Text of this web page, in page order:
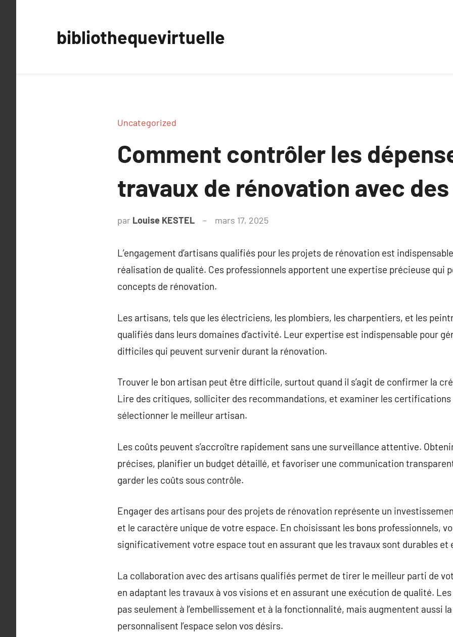
bibliothequevirtuelle
Uncategorized
Comment contrôler les
travaux de rénovation avec
par Louise KESTEL mars 17, 2025
L’engagement d’artisans qualifiés pour les projets de rénovation est
réalisation de qualité. Ces professionnels apportent une expertise précieuse qui
concepts de rénovation.
Les artisans, tels que les électriciens, les plombiers, les charpentiers, et les
qualifiés dans leurs domaines d’activité. Leur expertise est indispensable pour
difficiles qui peuvent survenir durant la rénovation.
Trouver le bon artisan peut être difficile, surtout quand il s’agit de confirmer la
Lire des critiques, solliciter des recommandations, et examiner les certifications
sélectionner le meilleur artisan.
Les coûts peuvent s’accroître rapidement sans une surveillance attentive.
précises, planifier un budget détaillé, et favoriser une communication
garder les coûts sous contrôle.
Engager des artisans pour des projets de rénovation représente un
et le caractère unique de votre espace. En choisissant les bons professionnels,
significativement votre espace tout en assurant que les travaux sont durables
La collaboration avec des artisans qualifiés permet de tirer le meilleur parti de
en adaptant les travaux à vos visions et en assurant une exécution de qualité.
pas seulement à l’embellissement et à la fonctionnalité, mais augmentent aussi
personnalisent l’espace selon vos désirs.